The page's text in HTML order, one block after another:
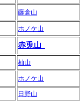
藤倉山
ホノケ山
赤兎山
杣山
ホノケ山
日野山